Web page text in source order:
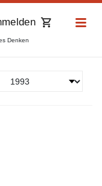
Denken